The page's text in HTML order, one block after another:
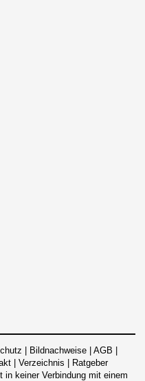
| Bildnachweise | AGB |
| Verzeichnis | Ratgeber
in keiner Verbindung mit einem